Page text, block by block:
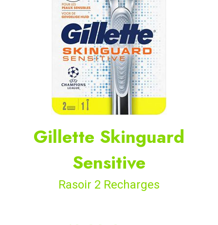
Gillette Skinguard
Sensitive
Rasoir 2 Recharges